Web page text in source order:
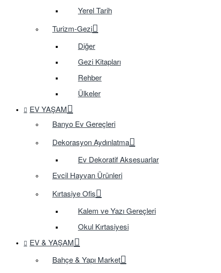
Yerel Tarih
Turizm-Gezi
Diğer
Gezi Kitapları
Rehber
Ülkeler
EV YAŞAM
Banyo Ev Gereçleri
Dekorasyon Aydınlatma
Ev Dekoratif Aksesuarlar
Evcil Hayvan Ürünleri
Kırtasiye Ofis
Kalem ve Yazı Gereçleri
Okul Kırtasiyesi
EV & YAŞAM
Bahçe & Yapı Market